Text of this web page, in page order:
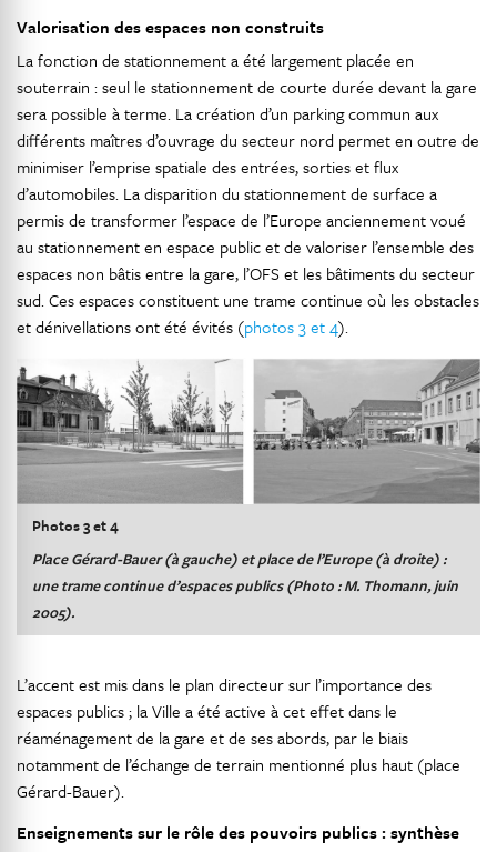
Valorisation des espaces non construits
La fonction de stationnement a été largement placée en
souterrain : seul le stationnement de courte durée devant la gare
sera possible à terme. La création d’un parking commun aux
différents maîtres d’ouvrage du secteur nord permet en outre de
minimiser l’emprise spatiale des entrées, sorties et flux
d’automobiles. La disparition du stationnement de surface a
permis de transformer l’espace de l’Europe anciennement voué
au stationnement en espace public et de valoriser l’ensemble des
espaces non bâtis entre la gare, l’OFS et les bâtiments du secteur
sud. Ces espaces constituent une trame continue où les obstacles
et dénivellations ont été évités (photos 3 et 4).
Photos 3 et 4
Place Gérard-Bauer (à gauche) et place de l’Europe (à droite) :
une trame continue d’espaces publics (Photo : M. Thomann, juin
2005).
L’accent est mis dans le plan directeur sur l’importance des
espaces publics ; la Ville a été active à cet effet dans le
réaménagement de la gare et de ses abords, par le biais
notamment de l’échange de terrain mentionné plus haut (place
Gérard-Bauer).
Enseignements sur le rôle des pouvoirs publics : synthèse